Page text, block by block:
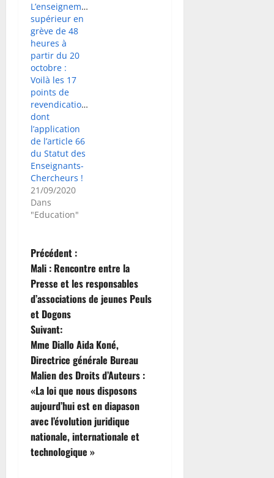
L’enseignement
supérieur en
grève de 48
heures à
partir du 20
octobre :
Voilà les 17
points de
revendications
dont
l’application
de l’article 66
du Statut des
Enseignants-
Chercheurs !
21/09/2020
Dans
"Education"
N
a
v
i
g
a
t
i
o
Précédent :
Mali : Rencontre entre la
Presse et les responsables
d’associations de jeunes Peuls
et Dogons
Suivant:
Mme Diallo Aida Koné,
Directrice générale Bureau
Malien des Droits d’Auteurs :
«La loi que nous disposons
aujourd’hui est en diapason
avec l’évolution juridique
nationale, internationale et
technologique »